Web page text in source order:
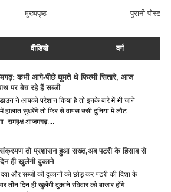
पुरानी पोस्ट
मुख्यपृष्ठ
वीडियो वर्ग
कभी आगे-पीछे घूमते थे फिल्मी सितारे, आज
पर बेच रहे हैं सब्जी
ने आपको परेशान किया है तो इनके बारे में भी जाने
हालात सुधरेंगे तो फिर से वापस उसी दुनिया में लौट
रामवृक्ष आजमगढ़....
संक्रमण तो प्रशासन हुआ सख्त,अब पटरी के हिसाब से
ही खुलेंगी दुकाने
और सब्जी की दुकानों को छोड़ कर पटरी की दिशा के
तीन दिन ही खुलेंगी दुकाने रविवार को बाजार होंगे